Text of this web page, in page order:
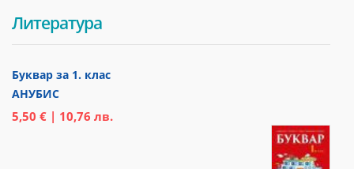
Литература
Буквар за 1. клас
АНУБИС
5,50 € | 10,76 лв.